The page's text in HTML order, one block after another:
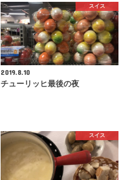
スイス
2019.8.10
チューリッヒ最後の夜
スイス